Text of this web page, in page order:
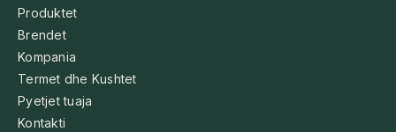
Produktet
Brendet
Kompania
Termet dhe Kushtet
Pyetjet tuaja
Kontakti